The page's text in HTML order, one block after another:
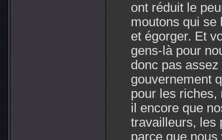
ont réduit le
moutons qui se
et égorger. Et
gens-là pour
donc pas
gouvernement
pour les riches,
il encore que
travailleurs, les
parce que